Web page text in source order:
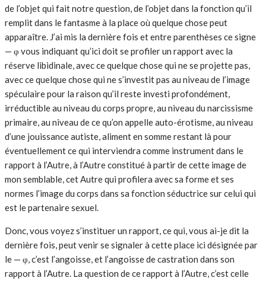
de l’objet qui fait notre question, de l’objet dans la fonction qu’il
remplit dans le fantasme à la place où quelque chose peut
apparaître. J’ai mis la dernière fois et entre parenthèses ce signe
— φ vous indiquant qu’ici doit se profiler un rapport avec la
réserve libidinale, avec ce quelque chose qui ne se projette pas,
avec ce quelque chose qui ne s’investit pas au niveau de l’image
spéculaire pour la raison qu’il reste investi profondément,
irréductible au niveau du corps propre, au niveau du narcissisme
primaire, au niveau de ce qu’on appelle auto-érotisme, au niveau
d’une jouissance autiste, aliment en somme restant là pour
éventuellement ce qui interviendra comme instrument dans le
rapport à l’Autre, à l’Autre constitué à partir de cette image de
mon semblable, cet Autre qui profilera avec sa forme et ses
normes l’image du corps dans sa fonction séductrice sur celui qui
est le partenaire sexuel.
Donc, vous voyez s’instituer un rapport, ce qui, vous ai-je dit la
dernière fois, peut venir se signaler à cette place ici désignée par
le — φ, c’est l’angoisse, et l’angoisse de castration dans son
rapport à l’Autre. La question de ce rapport à l’Autre, c’est celle